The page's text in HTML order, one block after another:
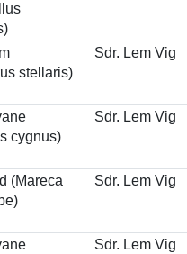
stellaris)
Sdr. Lem Vig
cygnus)
Sdr. Lem Vig
(Mareca
Sdr. Lem Vig
Sdr. Lem Vig